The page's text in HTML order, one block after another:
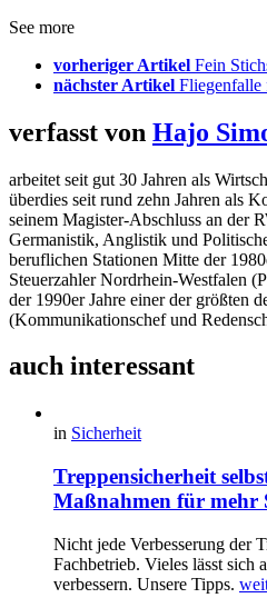
See more
vorheriger Artikel Fein
nächster Artikel Fliegenfalle
verfasst von Hajo
arbeitet seit gut 30 Jahren als
überdies seit rund zehn Jahren als
seinem Magister-Abschluss an der
Germanistik, Anglistik und
beruflichen Stationen Mitte der
Steuerzahler Nordrhein-Westfalen
der 1990er Jahre einer der größten
(Kommunikationschef und
auch interessant
in Sicherheit
Treppensicherheit
Maßnahmen für mehr
Nicht jede Verbesserung der
Fachbetrieb. Vieles lässt sich
verbessern. Unsere Tipps.